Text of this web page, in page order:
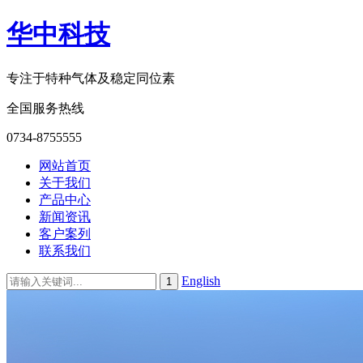
华中科技
专注于特种气体及稳定同位素
全国服务热线
0734-8755555
网站首页
关于我们
产品中心
新闻资讯
客户案列
联系我们
English